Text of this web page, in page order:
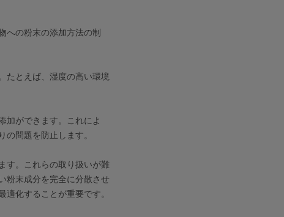
への粉末の添加方法の制
たとえば、湿度の高い環境
加ができます。これによ
問題を防止します。
す。これらの取り扱いが難
粉末成分を完全に分散させ
化することが重要です。